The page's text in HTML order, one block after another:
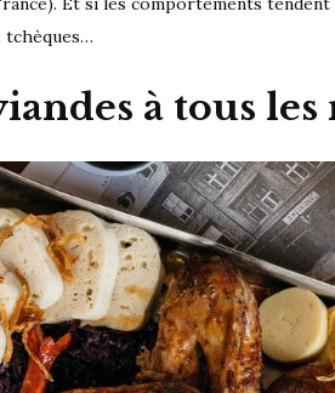
tchèques…
à tous les